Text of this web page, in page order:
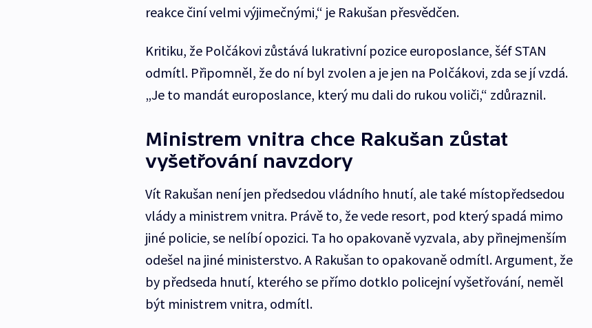
reakce činí velmi výjimečnými,“ je Rakušan přesvědčen.
Kritiku, že Polčákovi zůstává lukrativní pozice europoslance, šéf STAN
odmítl. Připomněl, že do ní byl zvolen a je jen na Polčákovi, zda se jí vzdá.
„Je to mandát europoslance, který mu dali do rukou voliči,“ zdůraznil.
Ministrem vnitra chce Rakušan zůstat
vyšetřování navzdory
Vít Rakušan není jen předsedou vládního hnutí, ale také místopředsedou
vlády a ministrem vnitra. Právě to, že vede resort, pod který spadá mimo
jiné policie, se nelíbí opozici. Ta ho opakovaně vyzvala, aby přinejmenším
odešel na jiné ministerstvo. A Rakušan to opakovaně odmítl. Argument, že
by předseda hnutí, kterého se přímo dotklo policejní vyšetřování, neměl
být ministrem vnitra, odmítl.